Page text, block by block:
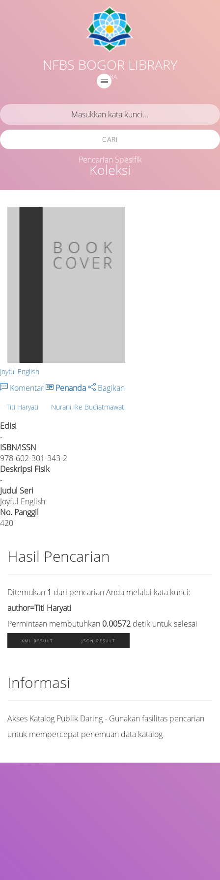
NFBS BOGOR LIBRARY
IQRA
Koleksi
CARI
Pencarian Spesifik
Joyful English
Komentar Penanda Bagikan
Titi Haryati Nurani Ike Budiatmawati
Edisi
-
ISBN/ISSN
978-602-301-343-2
Deskripsi Fisik
-
Judul Seri
Joyful English
No. Panggil
420
Hasil Pencarian
Ditemukan 1 dari pencarian Anda melalui kata kunci:
author=Titi Haryati
Permintaan membutuhkan 0.00572 detik untuk selesai
XML RESULT JSON RESULT
Informasi
Akses Katalog Publik Daring - Gunakan fasilitas pencarian
untuk mempercepat penemuan data katalog